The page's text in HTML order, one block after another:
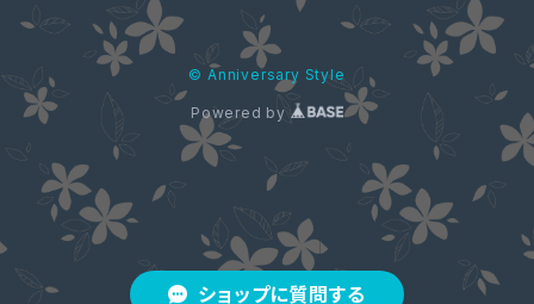
ショップに質問する
ペアアクセサリー
ペアリング
ブラストラップ
ネックレス
ジャケット
ウエディングドレス
コート
花魁ドレス
シャツ・ブラウス
パンツ
水着
コート
カーディガン
ジャケット
ストール
バッグ
スカートスーツ
5点セット
メイド服
© Anniversary Style
Powered by